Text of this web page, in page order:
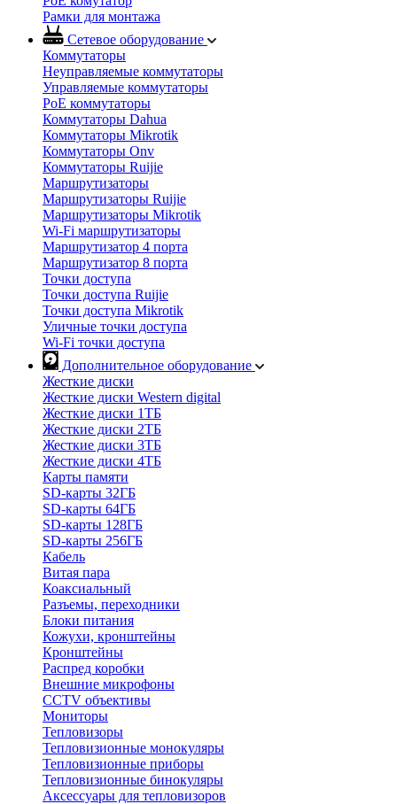
Рамки для монтажа
Сетевое оборудование
Коммутаторы
Неуправляемые коммутаторы
Управляемые коммутаторы
PoE коммутаторы
Коммутаторы Dahua
Коммутаторы Mikrotik
Коммутаторы Onv
Коммутаторы Ruijie
Маршрутизаторы
Маршрутизаторы Ruijie
Маршрутизаторы Mikrotik
Wi-Fi маршрутизаторы
Маршрутизатор 4 порта
Маршрутизатор 8 порта
Точки доступа
Точки доступа Ruijie
Точки доступа Mikrotik
Уличные точки доступа
Wi-Fi точки доступа
Дополнительное оборудование
Жесткие диски
Жесткие диски Western digital
Жесткие диски 1ТБ
Жесткие диски 2ТБ
Жесткие диски 3ТБ
Жесткие диски 4ТБ
Карты памяти
SD-карты 32ГБ
SD-карты 64ГБ
SD-карты 128ГБ
SD-карты 256ГБ
Кабель
Витая пара
Коаксиальный
Разъемы, переходники
Блоки питания
Кожухи, кронштейны
Кронштейны
Распред коробки
Внешние микрофоны
CCTV объективы
Мониторы
Тепловизоры
Тепловизионные монокуляры
Тепловизионные приборы
Тепловизионные бинокуляры
Аксессуары для тепловизоров